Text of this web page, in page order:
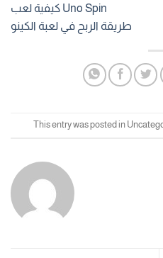
كيفية لعب Uno Spin
طريقة الربح في لعبة الكينو
This entry was posted in